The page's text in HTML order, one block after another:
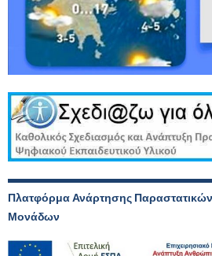
Πλατφόρμα Ανάρτησης
Μονάδων